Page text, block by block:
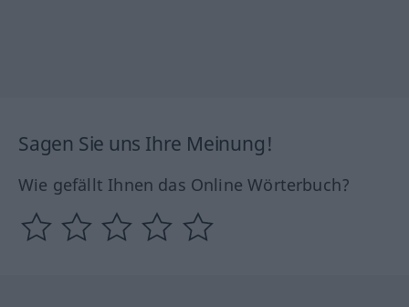
Sagen Sie uns Ihre Meinung!
Wie gefällt Ihnen das Online Wörterbuch?